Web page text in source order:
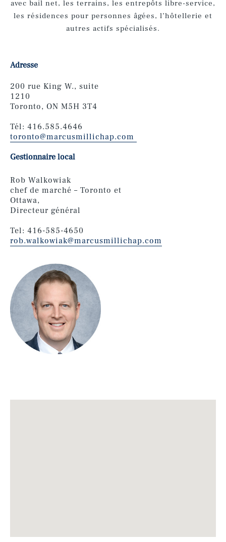
avec bail net, les terrains, les entrepôts libre-service,
les résidences pour personnes âgées, l’hôtellerie et
autres actifs spécialisés.
Adresse
200 rue King W., suite
1210
Toronto, ON M5H 3T4
Tél: 416.585.4646
toronto@marcusmillichap.com
Gestionnaire local
Rob Walkowiak
chef de marché – Toronto et
Ottawa,
Directeur général
Tel: 416-585-4650
rob.walkowiak@marcusmillichap.com